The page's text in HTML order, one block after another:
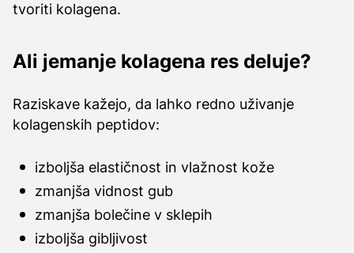
tvoriti kolagena.
Ali jemanje kolagena res deluje?
Raziskave kažejo, da lahko redno uživanje
kolagenskih peptidov:
izboljša elastičnost in vlažnost kože
zmanjša vidnost gub
zmanjša bolečine v sklepih
izboljša gibljivost